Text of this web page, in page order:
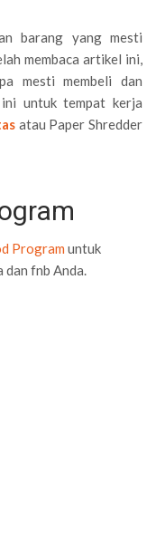
barang yang mesti
membaca artikel ini,
mesti membeli dan
ini untuk tempat kerja
atau Paper Shredder
Program untuk
dan fnb Anda.